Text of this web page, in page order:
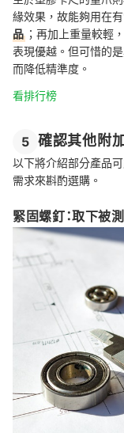
緣效果，故能夠用在
品 ；再加上重量較輕
表現優越。但可惜的
而降低精準度。
看排行榜
5 確認其他附
以下將介紹部分產品
需求來斟酌選購。
緊固螺釘：取下被